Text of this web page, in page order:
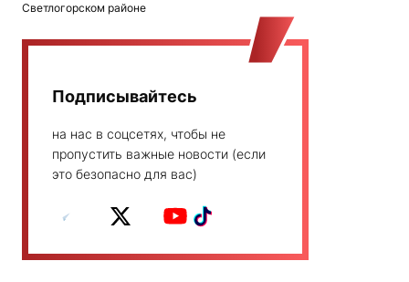
Светлогорском районе
Подписывайтесь
на нас в соцсетях, чтобы не
пропустить важные новости (если
это безопасно для вас)